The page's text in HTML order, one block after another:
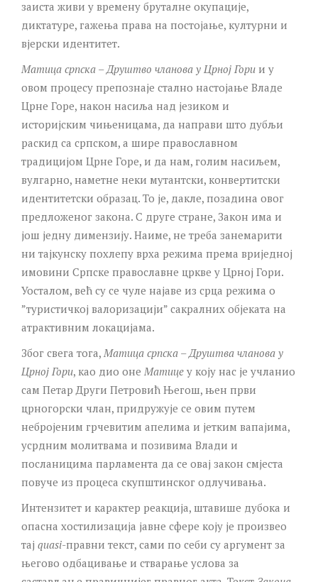
заиста живи у времену бруталне окупације,
диктатуре, гажења права на постојање, културни и
вјерски идентитет.
Матица српска – Друштво чланова у Црној Гори и у
овом процесу препознаје стално настојање Владе
Црне Горе, након насиља над језиком и
историјским чињеницама, да направи што дубљи
раскид са српском, а шире православном
традицијом Црне Горе, и да нам, голим насиљем,
вулгарно, наметне неки мутантски, конвертитски
идентитетски образац. То је, дакле, позадина овог
предложеног закона. С друге стране, Закон има и
још једну димензију. Наиме, не треба занемарити
ни тајкунску похлепу врха режима према вриједној
имовини Српске православне цркве у Црној Гори.
Уосталом, већ су се чуле најаве из срца режима о
”туристичкој валоризацији” сакралних објеката на
атрактивним локацијама.
Због свега тога, Матица српска – Друштва чланова у
Црној Гори, као дио оне Матице у коју нас је учланио
сам Петар Други Петровић Његош, њен први
црногорски члан, придружује се овим путем
небројеним грчевитим апелима и јетким вапајима,
усрдним молитвама и позивима Влади и
посланицима парламента да се овај закон смјеста
повуче из процеса скупштинског одлучивања.
Интензитет и карактер реакцијa, штавише дубока и
опасна хостилизација јавне сфере коју је произвео
тај quasi-правни текст, сами по себи су аргумент за
његово одбацивање и стварање услова за